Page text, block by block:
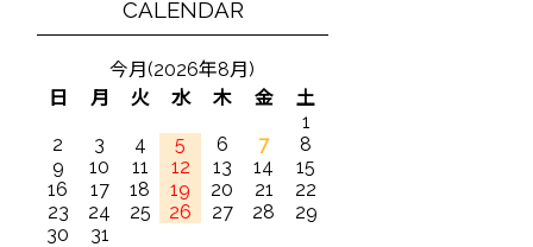
CALENDAR
今月(2026年8月)
日
月 火 水 木 金
土
1
2
3 4 5 6 7
8
9
10 11 12 13 14
15
16
17 18 19 20 21
22
23
24 25 26 27 28
29
30
31